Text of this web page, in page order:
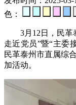
色：
3月12日，民
走近党员”暨“主委
民革泰州市直属综
加活动。